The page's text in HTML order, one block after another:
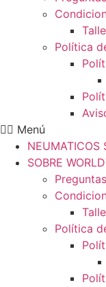
Política
Menú
NEUMATICOS
SOBRE
Política